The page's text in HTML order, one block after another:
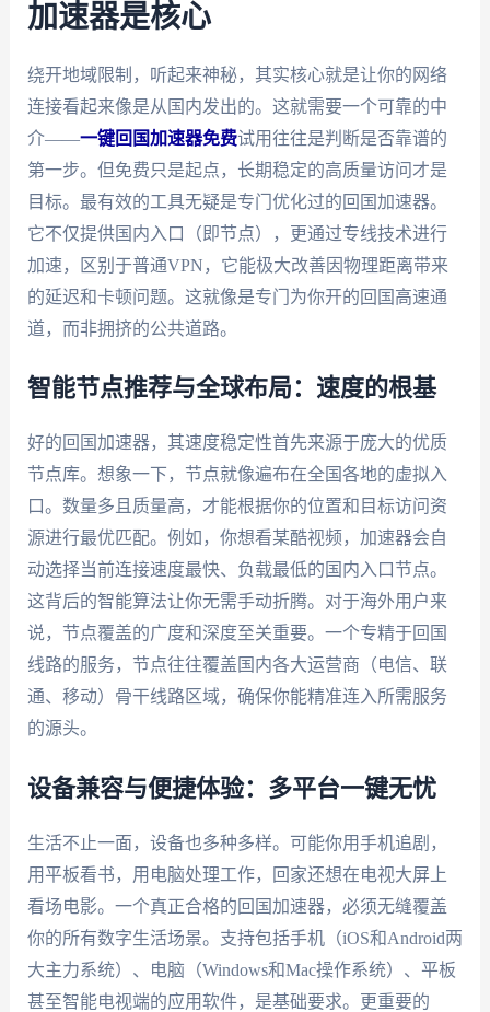
加速器是核心
绕开地域限制，听起来神秘，其实核心就是让你的网络
连接看起来像是从国内发出的。这就需要一个可靠的中
介——一键回国加速器免费试用往往是判断是否靠谱的
第一步。但免费只是起点，长期稳定的高质量访问才是
目标。最有效的工具无疑是专门优化过的回国加速器。
它不仅提供国内入口（即节点），更通过专线技术进行
加速，区别于普通VPN，它能极大改善因物理距离带来
的延迟和卡顿问题。这就像是专门为你开的回国高速通
道，而非拥挤的公共道路。
智能节点推荐与全球布局：速度的根基
好的回国加速器，其速度稳定性首先来源于庞大的优质
节点库。想象一下，节点就像遍布在全国各地的虚拟入
口。数量多且质量高，才能根据你的位置和目标访问资
源进行最优匹配。例如，你想看某酷视频，加速器会自
动选择当前连接速度最快、负载最低的国内入口节点。
这背后的智能算法让你无需手动折腾。对于海外用户来
说，节点覆盖的广度和深度至关重要。一个专精于回国
线路的服务，节点往往覆盖国内各大运营商（电信、联
通、移动）骨干线路区域，确保你能精准连入所需服务
的源头。
设备兼容与便捷体验：多平台一键无忧
生活不止一面，设备也多种多样。可能你用手机追剧，
用平板看书，用电脑处理工作，回家还想在电视大屏上
看场电影。一个真正合格的回国加速器，必须无缝覆盖
你的所有数字生活场景。支持包括手机（iOS和Android两
大主力系统）、电脑（Windows和Mac操作系统）、平板
甚至智能电视端的应用软件，是基础要求。更重要的